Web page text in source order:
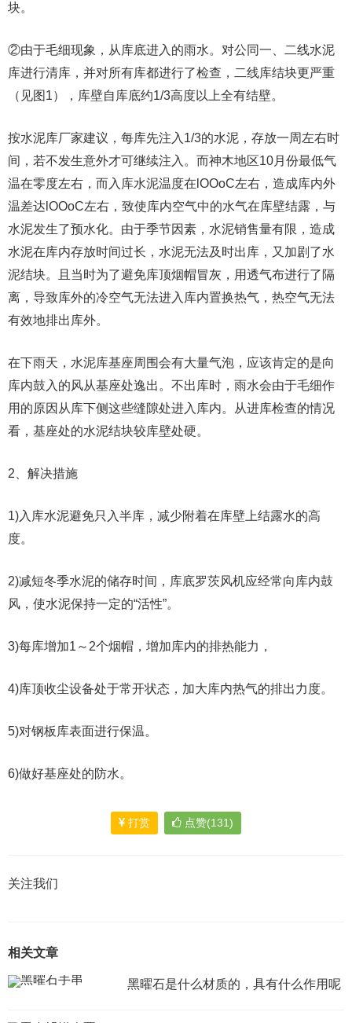
块。
②由于毛细现象，从库底进入的雨水。对公同一、二线水泥
库进行清库，并对所有库都进行了检查，二线库结块更严重
（见图1），库壁自库底约1/3高度以上全有结壁。
按水泥库厂家建议，每库先注入1/3的水泥，存放一周左右时
间，若不发生意外才可继续注入。而神木地区10月份最低气
温在零度左右，而入库水泥温度在lOOoC左右，造成库内外
温差达lOOoC左右，致使库内空气中的水气在库壁结露，与
水泥发生了预水化。由于季节因素，水泥销售量有限，造成
水泥在库内存放时间过长，水泥无法及时出库，又加剧了水
泥结块。且当时为了避免库顶烟帽冒灰，用透气布进行了隔
离，导致库外的冷空气无法进入库内置换热气，热空气无法
有效地排出库外。
在下雨天，水泥库基座周围会有大量气泡，应该肯定的是向
库内鼓入的风从基座处逸出。不出库时，雨水会由于毛细作
用的原因从库下侧这些缝隙处进入库内。从进库检查的情况
看，基座处的水泥结块较库壁处硬。
2、解决措施
1)入库水泥避免只入半库，减少附着在库壁上结露水的高
度。
2)减短冬季水泥的储存时间，库底罗茨风机应经常向库内鼓
风，使水泥保持一定的“活性”。
3)每库增加1～2个烟帽，增加库内的排热能力，
4)库顶收尘设备处于常开状态，加大库内热气的排出力度。
5)对钢板库表面进行保温。
6)做好基座处的防水。
打赏 点赞(131)
关注我们
相关文章
黑曜石是什么材质的，具有什么作用呢